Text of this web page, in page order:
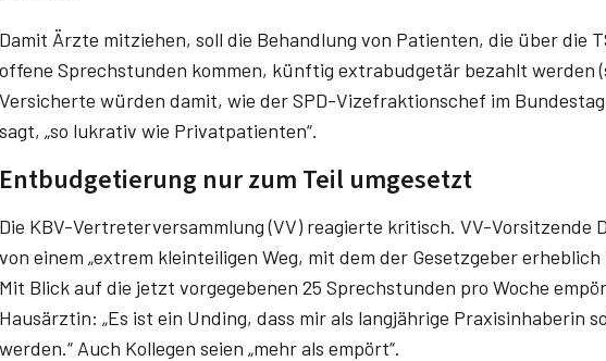
Damit Ärzte mitziehen, soll die Behandlung von Patienten, die über die
offene Sprechstunden kommen, künftig extrabudgetär bezahlt werden
Versicherte würden damit, wie der SPD-Vizefraktionschef im
sagt, „so lukrativ wie Privatpatienten“.
Entbudgetierung nur zum Teil umgesetzt
Die KBV-Vertreterversammlung (VV) reagierte kritisch. VV-Vorsitzende
von einem „extrem kleinteiligen Weg, mit dem der Gesetzgeber
Mit Blick auf die jetzt vorgegebenen 25 Sprechstunden pro Woche
Hausärztin: „Es ist ein Unding, dass mir als langjährige Praxisinhaberin
werden.“ Auch Kollegen seien „mehr als empört“.